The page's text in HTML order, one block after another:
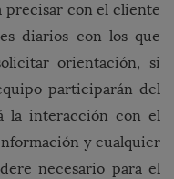
precisar con el cliente
diarios con los que
orientación, si
participarán del
la interacción con el
y cualquier
necesario para el